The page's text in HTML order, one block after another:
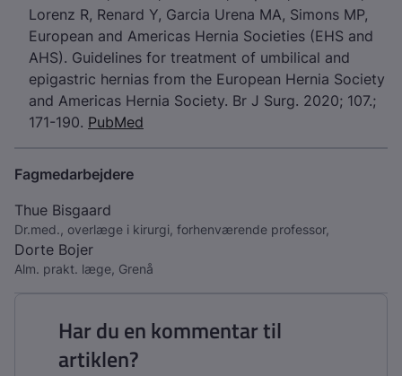
Lorenz R, Renard Y, Garcia Urena MA, Simons MP,
European and Americas Hernia Societies (EHS and
AHS). Guidelines for treatment of umbilical and
epigastric hernias from the European Hernia Society
and Americas Hernia Society. Br J Surg. 2020; 107.;
171-190. PubMed
Fagmedarbejdere
Thue Bisgaard
Dr.med., overlæge i kirurgi, forhenværende professor,
Dorte Bojer
Alm. prakt. læge, Grenå
Har du en kommentar til
artiklen?